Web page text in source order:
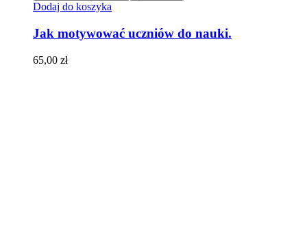
Dodaj do koszyka
Jak motywować uczniów do nauki.
65,00 zł